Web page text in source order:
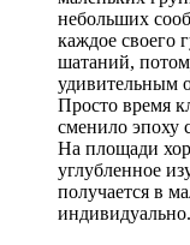
небольших
каждое своего
шатаний,
удивительным
Просто время
сменило эпоху
На площади
углубленное
получается в
индивидуально.